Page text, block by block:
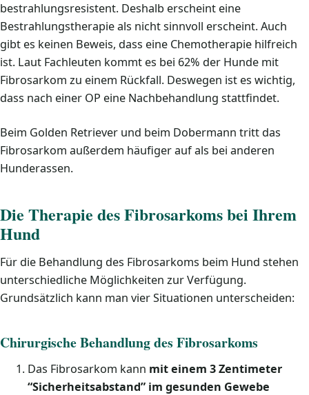
bestrahlungsresistent. Deshalb erscheint eine
Bestrahlungstherapie als nicht sinnvoll erscheint. Auch
gibt es keinen Beweis, dass eine Chemotherapie hilfreich
ist. Laut Fachleuten kommt es bei 62% der Hunde mit
Fibrosarkom zu einem Rückfall. Deswegen ist es wichtig,
dass nach einer OP eine Nachbehandlung stattfindet.
Beim Golden Retriever und beim Dobermann tritt das
Fibrosarkom außerdem häufiger auf als bei anderen
Hunderassen.
Die Therapie des Fibrosarkoms bei Ihrem
Hund
Für die Behandlung des Fibrosarkoms beim Hund stehen
unterschiedliche Möglichkeiten zur Verfügung.
Grundsätzlich kann man vier Situationen unterscheiden:
Chirurgische Behandlung des Fibrosarkoms
Das Fibrosarkom kann mit einem 3 Zentimeter
“Sicherheitsabstand” im gesunden Gewebe